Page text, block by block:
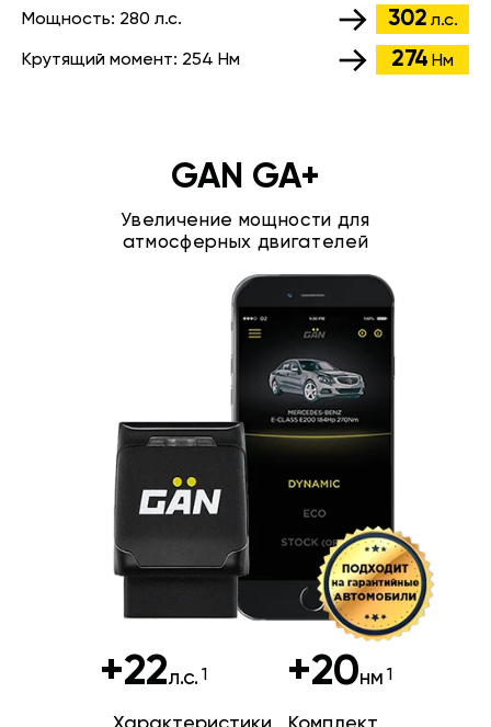
Мощность: 280 л.с. 302 л.с.
Крутящий момент: 254 Нм 274 Нм
GAN GA+
Увеличение мощности для
атмосферных двигателей
+22л.с. +20нм